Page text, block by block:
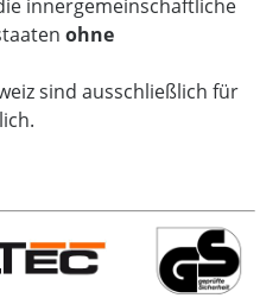
innergemeinschaftliche
ohne
sind ausschließlich für